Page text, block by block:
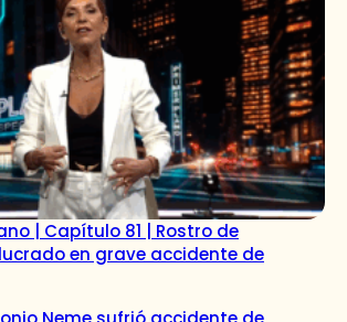
| Capítulo 81 | Rostro de
en grave accidente de